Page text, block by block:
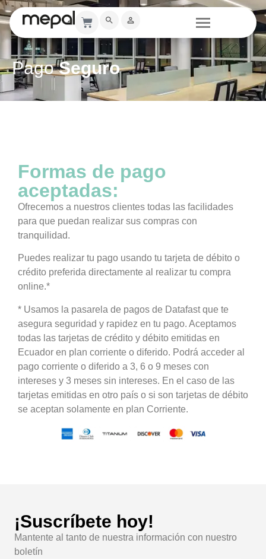
PagoSeguro
Formas de pago
aceptadas:
Ofrecemos a nuestros clientes todas las facilidades
para que puedan realizar sus compras con
tranquilidad.
Puedes realizar tu pago usando tu tarjeta de débito o
crédito preferida directamente al realizar tu compra
online.*
* Usamos la pasarela de pagos de Datafast que te
asegura seguridad y rapidez en tu pago. Aceptamos
todas las tarjetas de crédito y débito emitidas en
Ecuador en plan corriente o diferido. Podrá acceder al
pago corriente o diferido a 3, 6 o 9 meses con
intereses y 3 meses sin intereses. En el caso de las
tarjetas emitidas en otro país o si son tarjetas de débito
se aceptan solamente en plan Corriente.
¡Suscríbete hoy!
Mantente al tanto de nuestra información con nuestro
boletín